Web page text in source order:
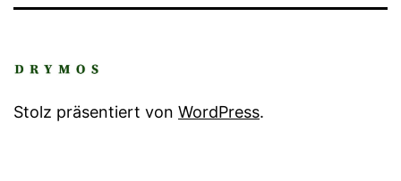
Stolz präsentiert von WordPress.